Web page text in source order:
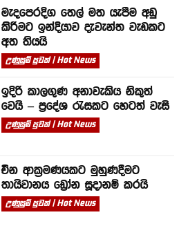
මැදපෙරදිග තෙල් මත යැපීම අඩු
කිරීමට ඉන්දියාව දැවැන්ත වැඩකට
අත තියයි
උණුසුම් පුවත් | Hot News
ඉදිරි කාලගුණ අනාවැකිය නිකුත්
වෙයි – ප්‍රදේශ රැසකට හෙටත් වැසි
උණුසුම් පුවත් | Hot News
චීන ආක්‍රමණයකට මුහුණදීමට
තායිවානය ඩ්‍රෝන සූදානම් කරයි
උණුසුම් පුවත් | Hot News